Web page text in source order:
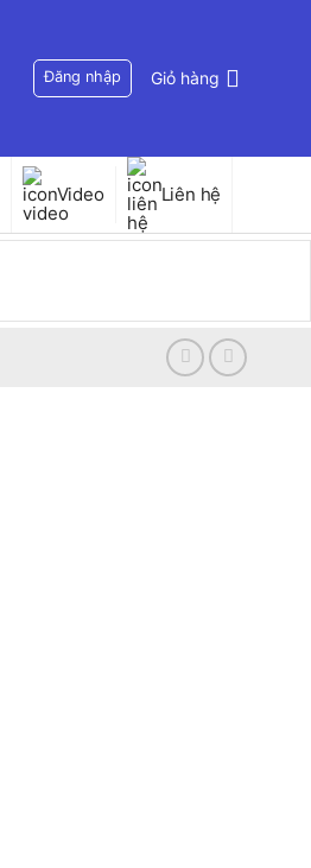
Đăng nhập Giỏ hàng
Video Liên hệ